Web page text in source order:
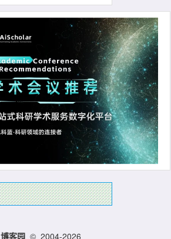
博客园 © 2004-2026